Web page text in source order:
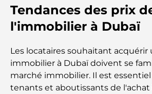
guide pour les amateurs de
A Brief Guide to Buying
Guide des salles de sport de
meilleures options de remise
Hills et aux alentours
Tendances des prix
l'immobilier à Dubaï
Les locataires souhaitant acquérir
immobilier à Dubaï doivent se
marché immobilier. Il est
tenants et aboutissants de